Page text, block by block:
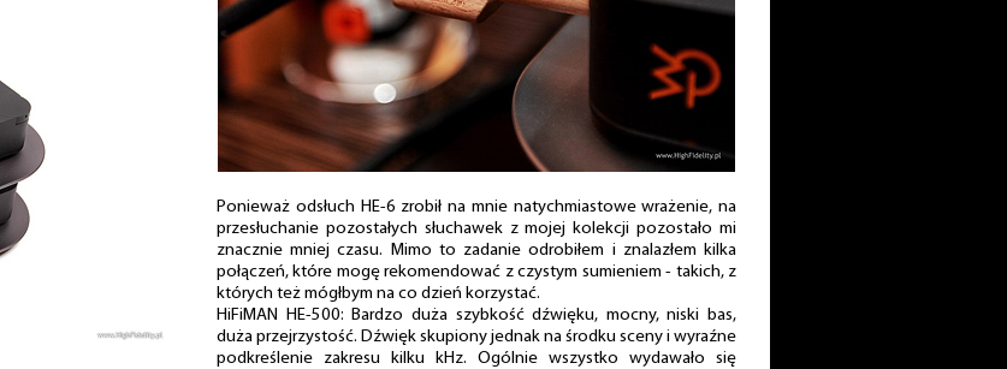
Ponieważ odsłuch HE-6 zrobił na mnie natychmiastowe wrażenie, na
przesłuchanie pozostałych słuchawek z mojej kolekcji pozostało mi
znacznie mniej czasu. Mimo to zadanie odrobiłem i znalazłem kilka
połączeń, które mogę rekomendować z czystym sumieniem - takich, z
których też mógłbym na co dzień korzystać.
HiFiMAN HE-500: Bardzo duża szybkość dźwięku, mocny, niski bas,
duża przejrzystość. Dźwięk skupiony jednak na środku sceny i wyraźne
podkreślenie zakresu kilku kHz. Ogólnie wszystko wydawało się